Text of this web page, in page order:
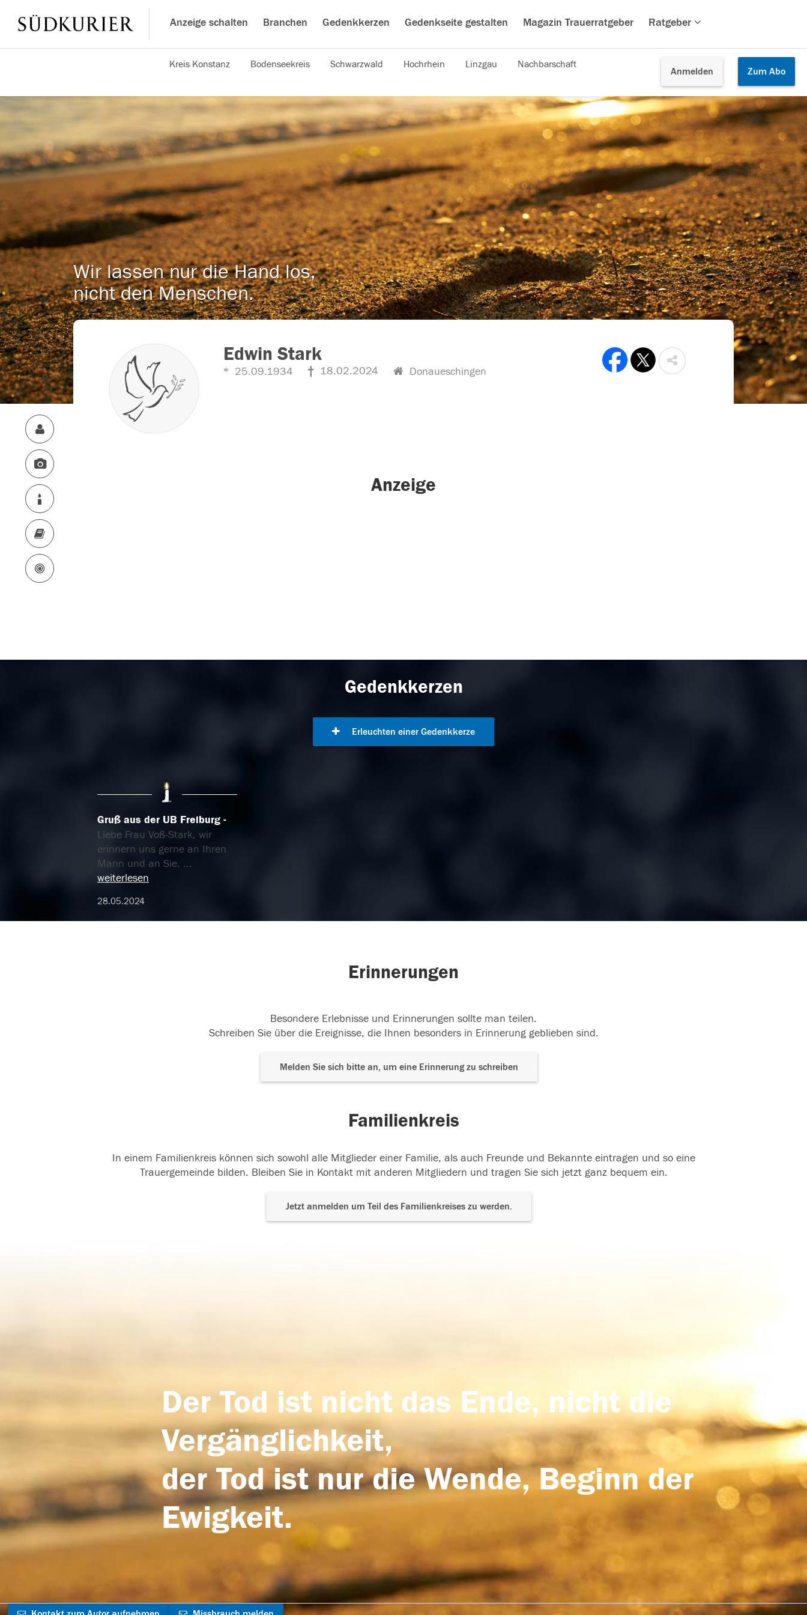
Anzeige schalten Branchen Gedenkkerzen Gedenkseite gestalten Magazin Trauerratgeber Ratgeber
Anmelden Zum Abo
Kreis Konstanz Bodenseekreis Schwarzwald Hochrhein Linzgau Nachbarschaft
Wir lassen nur die Hand los,
nicht den Menschen.
Edwin Stark
25.09.1934 18.02.2024 Donaueschingen
Anzeige
Gedenkkerzen
Erleuchten einer Gedenkkerze
Gruß aus der UB Freiburg
Liebe Frau Voß-Stark, wir
erinnern uns gerne an Ihren
Mann und an Sie. ...
weiterlesen
28.05.2024
Erinnerungen
Besondere Erlebnisse und Erinnerungen sollte man teilen.
Schreiben Sie über die Ereignisse, die Ihnen besonders in Erinnerung geblieben sind.
Melden Sie sich bitte an, um eine Erinnerung zu schreiben
Familienkreis
In einem Familienkreis können sich sowohl alle Mitglieder einer Familie, als auch Freunde und Bekannte eintragen und so eine
Trauergemeinde bilden. Bleiben Sie in Kontakt mit anderen Mitgliedern und tragen Sie sich jetzt ganz bequem ein.
Jetzt anmelden um Teil des Familienkreises zu werden.
Der Tod ist nicht das Ende, nicht die
Vergänglichkeit,
der Tod ist nur die Wende, Beginn der
Ewigkeit.